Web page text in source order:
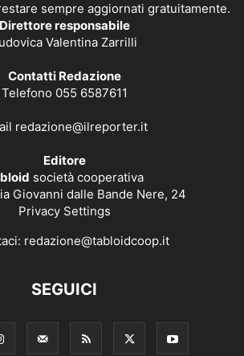
sempre aggiornati gratuitamente.
Direttore responsabile
Valentina Zarrilli
Contatti Redazione
Telefono 055 6587611
redazione@ilreporter.it
Editore
società cooperativa
Giovanni dalle Bande Nere, 24
Privacy Settings
redazione@tabloidcoop.it
SEGUICI